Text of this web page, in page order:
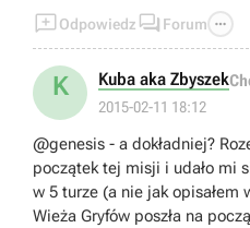
Odpowiedz  Forum 
K Kuba aka Zbyszek
2015-02-11 18:12
@genesis - a dokładniej?
początek tej misji i udało mi
w 5 turze (a nie jak opisałem
Wieża Gryfów poszła na